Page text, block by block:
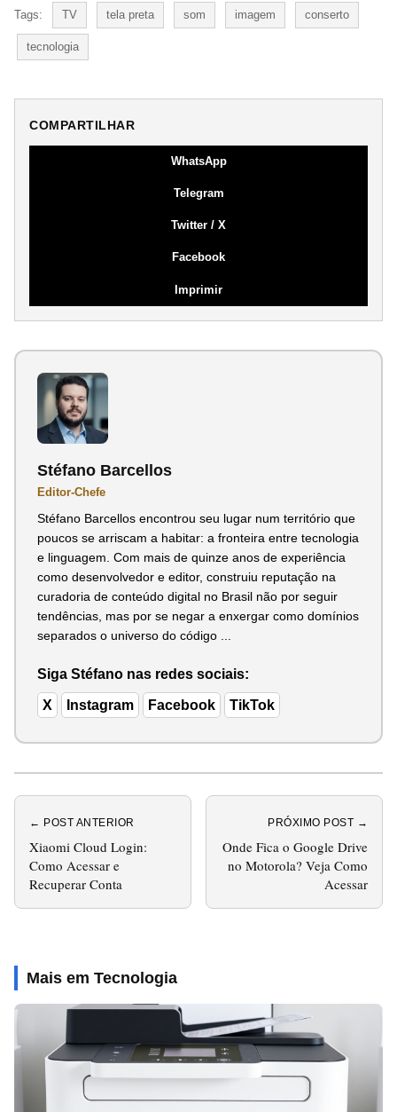
Tags: TV tela preta som imagem conserto
tecnologia
COMPARTILHAR
WhatsApp
Telegram
Twitter / X
Facebook
Imprimir
Stéfano Barcellos
Editor-Chefe
Stéfano Barcellos encontrou seu lugar num território que
poucos se arriscam a habitar: a fronteira entre tecnologia
e linguagem. Com mais de quinze anos de experiência
como desenvolvedor e editor, construiu reputação na
curadoria de conteúdo digital no Brasil não por seguir
tendências, mas por se negar a enxergar como domínios
separados o universo do código ...
Siga Stéfano nas redes sociais:
X Instagram Facebook TikTok
← POST ANTERIOR
Xiaomi Cloud Login:
Como Acessar e
Recuperar Conta
PRÓXIMO POST →
Onde Fica o Google Drive
no Motorola? Veja Como
Acessar
Mais em Tecnologia